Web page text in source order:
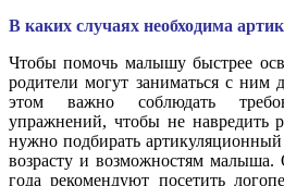
В каких случаях необходима
Чтобы помочь малышу быстрее
родители могут заниматься с ним
этом важно соблюдать
упражнений, чтобы не навредить
нужно подбирать артикуляционный
возрасту и возможностям
года рекомендуют посетить